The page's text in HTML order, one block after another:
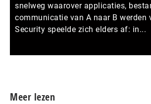
snelweg waarover applicaties,
communicatie van A naar B werden
Security speelde zich elders af: in...
Meer lezen